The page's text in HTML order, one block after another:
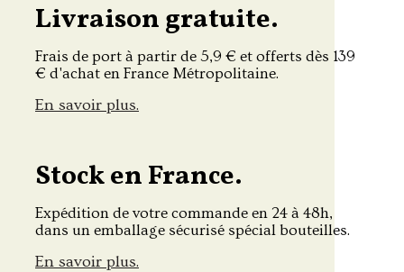
Livraison gratuite.
Frais de port à partir de 5,9 € et offerts dès 139
€ d'achat en France Métropolitaine.
En savoir plus.
Stock en France.
Expédition de votre commande en 24 à 48h,
dans un emballage sécurisé spécial bouteilles.
En savoir plus.